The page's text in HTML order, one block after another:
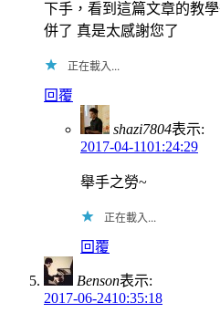
下手，看到這篇文章的教
併了 真是太感謝您了
正在載入...
回覆
shazi7804表示:
2017-04-1101:24:29
舉手之勞~
正在載入...
回覆
Benson表示:
2017-06-2410:35:18